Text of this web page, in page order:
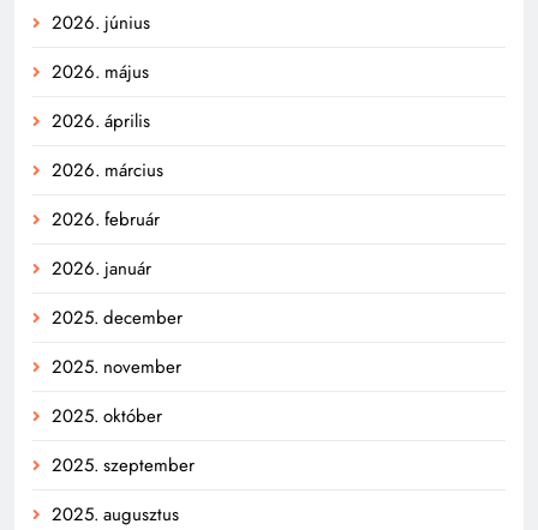
2026. június
2026. május
2026. április
2026. március
2026. február
2026. január
2025. december
2025. november
2025. október
2025. szeptember
2025. augusztus